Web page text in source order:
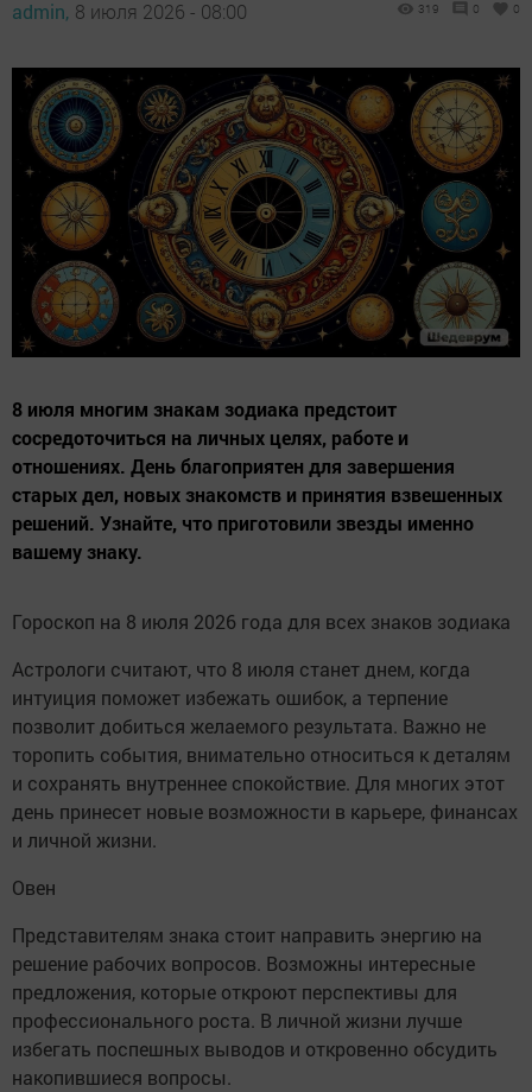
admin, 8 июля 2026 - 08:00 319 0 0
8 июля многим знакам зодиака предстоит
сосредоточиться на личных целях, работе и
отношениях. День благоприятен для завершения
старых дел, новых знакомств и принятия взвешенных
решений. Узнайте, что приготовили звезды именно
вашему знаку.
Гороскоп на 8 июля 2026 года для всех знаков зодиака
Астрологи считают, что 8 июля станет днем, когда
интуиция поможет избежать ошибок, а терпение
позволит добиться желаемого результата. Важно не
торопить события, внимательно относиться к деталям
и сохранять внутреннее спокойствие. Для многих этот
день принесет новые возможности в карьере, финансах
и личной жизни.
Овен
Представителям знака стоит направить энергию на
решение рабочих вопросов. Возможны интересные
предложения, которые откроют перспективы для
профессионального роста. В личной жизни лучше
избегать поспешных выводов и откровенно обсудить
накопившиеся вопросы.